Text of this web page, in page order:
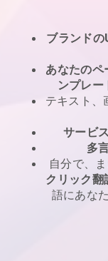
ブランドの
あなたのペ
ンプレー
テキスト、
サービス
多
自分で、
クリック翻
語にあな